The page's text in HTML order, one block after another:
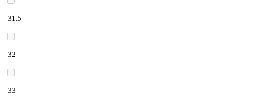
31.5
32
33